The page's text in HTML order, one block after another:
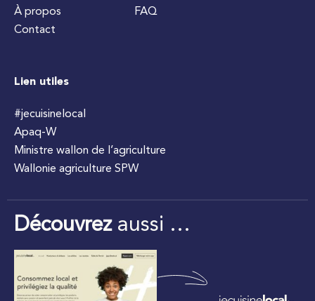
À propos
Contact
FAQ
Lien utiles
#jecuisinelocal
Apaq-W
Ministre wallon de l’agriculture
Wallonie agriculture SPW
Découvrezaussi …